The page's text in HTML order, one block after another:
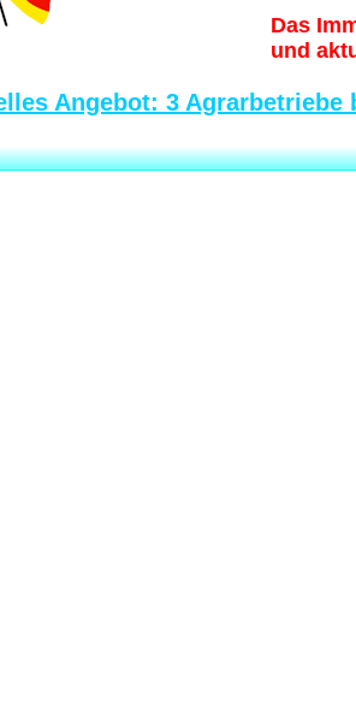
Das
und
Angebot: 3 Agrarbetriebe